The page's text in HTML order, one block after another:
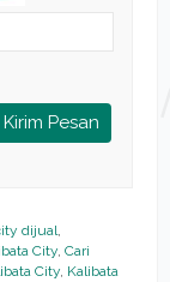
Kirim Pesan
dijual,
City, Cari
City, Kalibata